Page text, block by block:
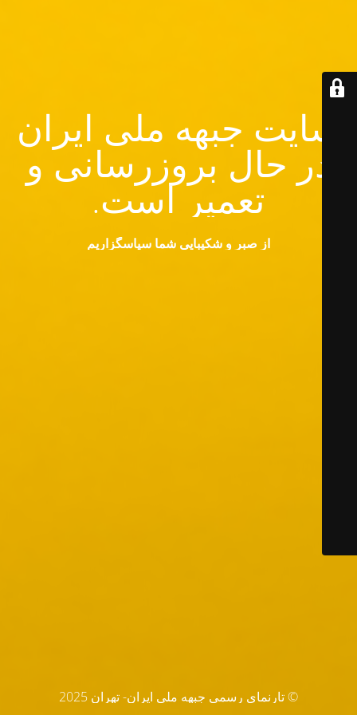
سایت جبهه ملی ایران
در حال بروزرسانی و
تعمیر است.
از صبر و شکیبایی شما سپاسگزاریم
© تارنماي رسمي جبهه ملي ايران- تهران 2025